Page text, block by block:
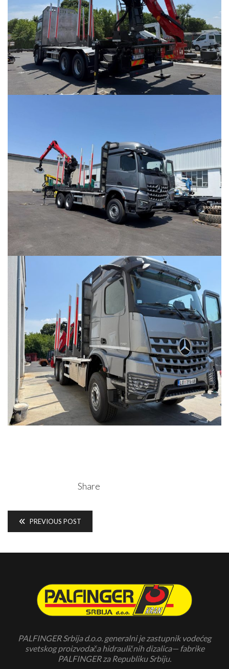
Share
PREVIOUS POST
PALFINGER Srbija d.o.o. generalni je zastupnik vodećeg
svetskog proizvodača hidrauličnih dizalica— fabrike
PALFINGER za Republiku Srbiju.